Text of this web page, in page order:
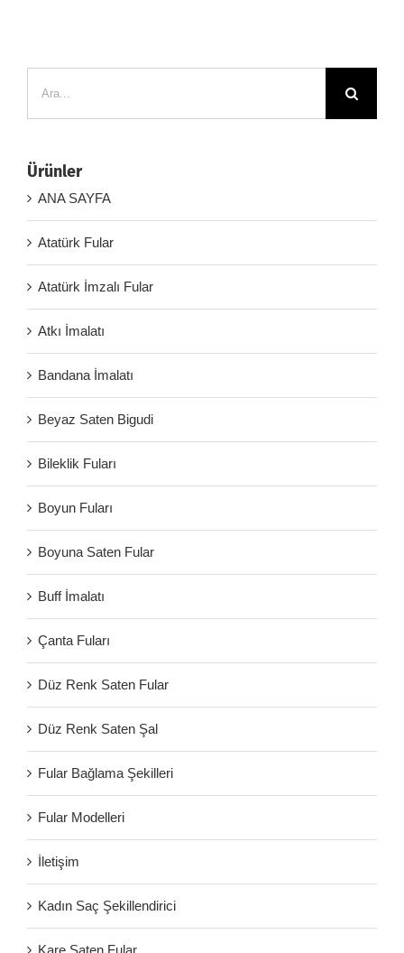
Ürünler
ANA SAYFA
Atatürk Fular
Atatürk İmzalı Fular
Atkı İmalatı
Bandana İmalatı
Beyaz Saten Bigudi
Bileklik Fuları
Boyun Fuları
Boyuna Saten Fular
Buff İmalatı
Çanta Fuları
Düz Renk Saten Fular
Düz Renk Saten Şal
Fular Bağlama Şekilleri
Fular Modelleri
İletişim
Kadın Saç Şekillendirici